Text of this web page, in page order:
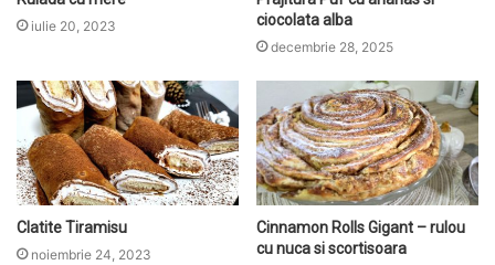
iulie 20, 2023
ciocolata alba
decembrie 28, 2025
Clatite Tiramisu
noiembrie 24, 2023
Cinnamon Rolls Gigant – rulou
cu nuca si scortisoara